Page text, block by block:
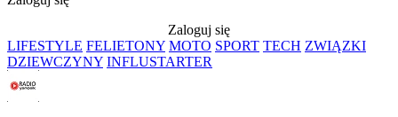
Zaloguj się
LIFESTYLE FELIETONY MOTO SPORT TECH ZWIĄZKI
DZIEWCZYNY INFLUSTARTER